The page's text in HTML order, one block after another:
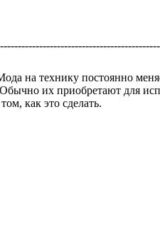
на технику постоянно
их приобретают для
как это сделать.